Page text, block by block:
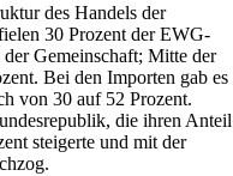
des Handels der
30 Prozent der EWG-
Gemeinschaft; Mitte der
Bei den Importen gab es
von 30 auf 52 Prozent.
die ihren Anteil
steigerte und mit der